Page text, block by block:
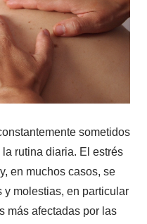
sometidos
rutina diaria. El estrés
en muchos casos, se
y molestias, en particular
más afectadas por las